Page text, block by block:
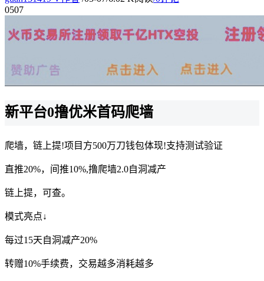
0507
新平台0撸优米首码爬墙
爬墙，链上提!项目方500万刀钱包体现!支持测试验证
直推20%，间推10%,撸爬墙2.0自洞减产
链上提，可查。
模式亮点↓
每过15天自洞减产20%
转赠10%手续费，交易越多消耗越多